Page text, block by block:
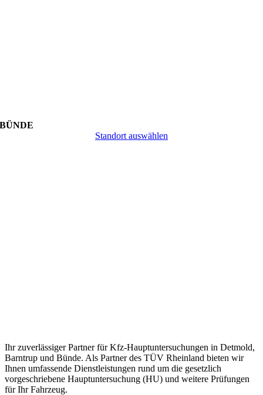
BÜNDE
Standort auswählen
Ihr zuverlässiger Partner für Kfz-Hauptuntersuchungen in Detmold,
Barntrup und Bünde. Als Partner des TÜV Rheinland bieten wir
Ihnen umfassende Dienstleistungen rund um die gesetzlich
vorgeschriebene Hauptuntersuchung (HU) und weitere Prüfungen
für Ihr Fahrzeug.